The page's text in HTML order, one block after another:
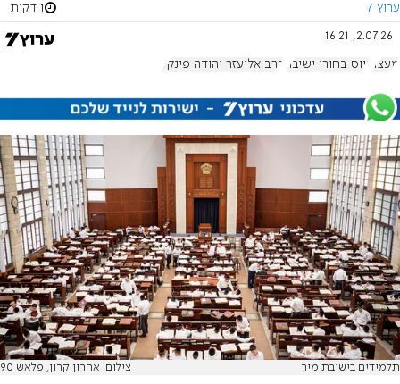
ערוץ 7 1 דקות
2.07.26, 16:21
מעצר גיוס בחורי ישיבה הרב אליעזר יהודה פינקל
תלמידים בישיבת מיר צילום: אהרון קרון, פלאש 90